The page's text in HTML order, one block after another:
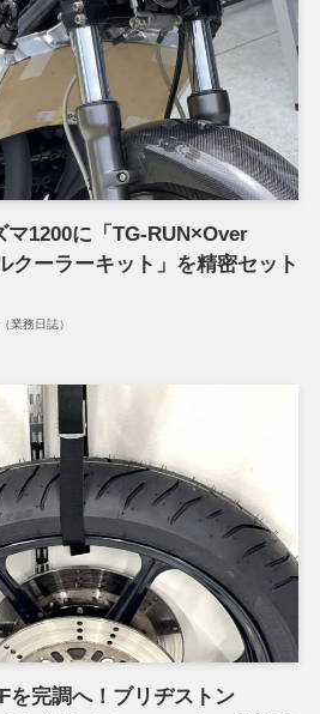
1200に「TG-RUN×Over
クーラーキット」を精密セット
業務日誌）
を完調へ！ブリヂストン